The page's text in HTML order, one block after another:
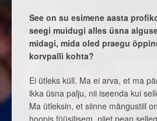
See on su esimene aasta
seegi muidugi alles üsna
midagi, mida oled praegu
korvpalli kohta?
Ei ütleks küll. Ma ei arva, et ma
ikka üsna palju, nii iseenda kui
Ma ütleksin, et siinne mängustiil